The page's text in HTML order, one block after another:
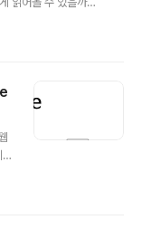
았습니다 :) 권한 얻
42kchoi.tistor
례입니다. 일단 패
셨다면 ..